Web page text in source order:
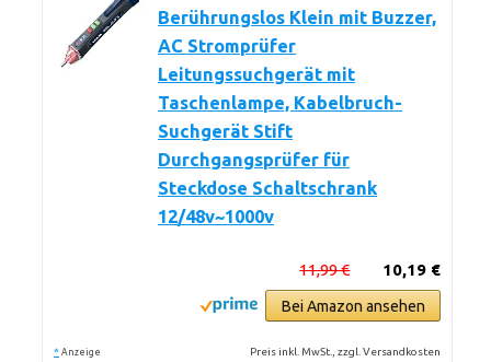
Berührungslos Klein mit Buzzer,
AC Stromprüfer
Leitungssuchgerät mit
Taschenlampe, Kabelbruch-
Suchgerät Stift
Durchgangsprüfer für
Steckdose Schaltschrank
12/48v~1000v
10,19 €
11,99 €
Bei Amazon ansehen
* Anzeige Preis inkl. MwSt., zzgl. Versandkosten